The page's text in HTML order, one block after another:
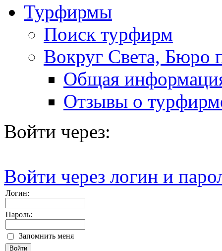
Турфирмы
Поиск турфирм
Вокруг Света, Бюро
Общая
Отзывы о
Войти через:
Войти через логин и
Логин:
Пароль:
Запомнить меня